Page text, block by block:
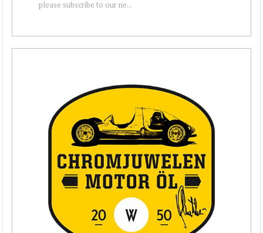
please subscribe to our ne...